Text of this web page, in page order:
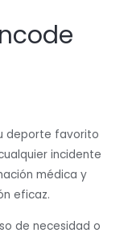
deporte favorito
incidente
médica y
eficaz.
de necesidad o